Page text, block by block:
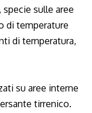
sulle aree
di temperature
di temperatura,
su aree interne
tirrenico.